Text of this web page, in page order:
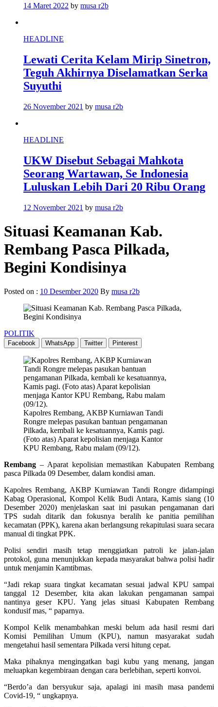
14 Maret 2022 by musa r2b
HEADLINE
Lewati Cerita Kelam Mirip Sinetron,
Teguh Akhirnya Diselamatkan Serka
Suyuthi
26 November 2021 by musa r2b
HEADLINE
UKW Disebut Sebagai Mahkota
Seorang Wartawan, Se Indonesia
Luluskan Lebih Dari 20 Ribu Orang
12 November 2021 by musa r2b
Situasi Keamanan Kab.
Rembang Pasca Pilkada,
Begini Kondisinya
Posted on : 10 Desember 2020 By musa r2b
POLITIK
Facebook WhatsApp Twitter Pinterest
Kapolres Rembang, AKBP Kurniawan Tandi
Rongre melepas pasukan bantuan pengamanan
Pilkada, kembali ke kesatuannya, Kamis pagi.
(Foto atas) Aparat kepolisian menjaga Kantor
KPU Rembang, Rabu malam (09/12).
Rembang – Aparat kepolisian memastikan Kabupaten Rembang
pasca Pilkada 09 Desember, dalam kondisi aman.
Kapolres Rembang, AKBP Kurniawan Tandi Rongre didampingi
Kabag Operasional, Kompol Kelik Budi Antara, Kamis siang (10
Desember 2020) menjelaskan saat ini pasukan pengamanan dari
TPS sudah ditarik dan fokusnya beralih ke panitia pemilihan
kecamatan (PPK), karena akan berlangsung rekapitulasi suara secara
manual di tingkat PPK.
Polisi sendiri masih tetap menggiatkan patroli ke jalan-jalan
protokol, guna menunjukkan kepada masyarakat bahwa polisi hadir
untuk menjamin Kamtibmas.
“Jadi rekap suara tingkat kecamatan sesuai jadwal KPU sampai
tanggal 12 Desember, kita akan lakukan pengamanan sampai
nantinya geser KPU. Yang jelas situasi Kabupaten Rembang
kondusif mas, “ paparnya.
Kompol Kelik menambahkan meski belum ada hasil resmi dari
Komisi Pemilihan Umum (KPU), namun masyarakat sudah
mengetahui hasil sementara Pilkada versi hitung cepat.
Maka pihaknya mengingatkan bagi kubu yang menang, jangan
meluapkan kegembiraan dengan cara berlebihan, seperti konvoi.
“Berdo’a dan bersyukur saja, apalagi ini masih masa pandemi
Covid-19, “ ungkapnya.